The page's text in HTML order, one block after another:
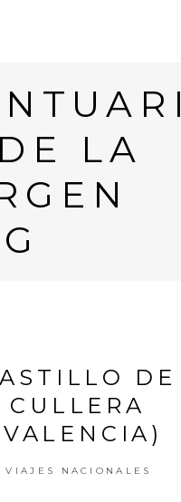
LA
DE
CULLERA
VIAJES NACIONALES